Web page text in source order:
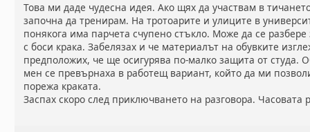
Това ми даде чудесна идея. Ако щях да участвам в
започна да тренирам. На тротоарите и улиците в
понякога има парчета счупено стъкло. Може да се
с боси крака. Забелязах и че материалът на обувките
предположих, че ще осигурява по-малко защита от студа.
мен се превърнаха в работещ вариант, който да ми
порежа краката.
Заспах скоро след приключването на разговора.